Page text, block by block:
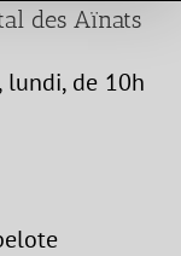
des Aïnats
lundi, de 10h